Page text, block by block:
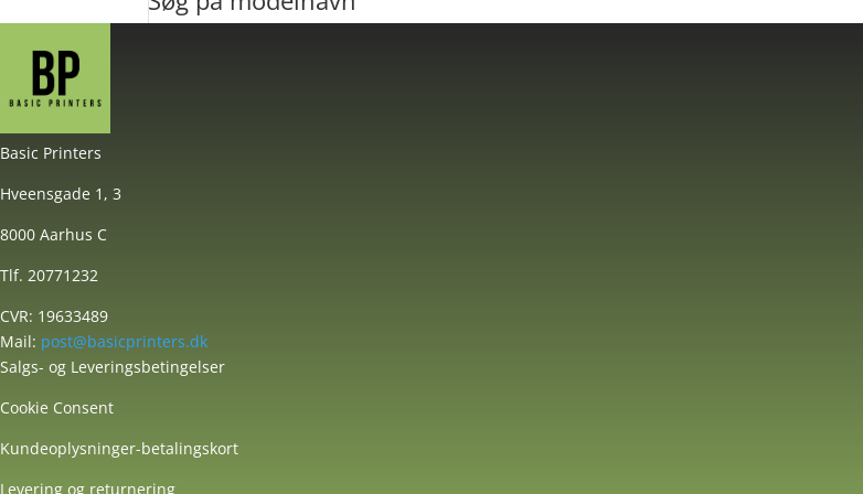
Basic Printers
Hveensgade 1, 3
8000 Aarhus C
Tlf. 20771232
CVR: 19633489
Mail: post@basicprinters.dk
Salgs- og Leveringsbetingelser
Cookie Consent
Kundeoplysninger-betalingskort
Levering og returnering